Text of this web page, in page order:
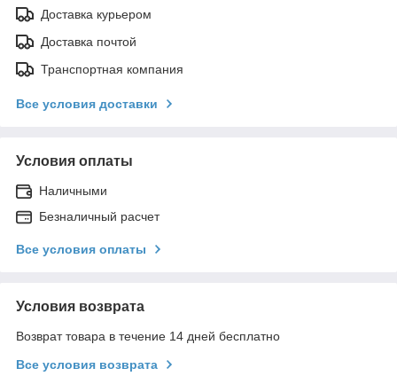
Доставка курьером
Доставка почтой
Транспортная компания
Все условия доставки
Условия оплаты
Наличными
Безналичный расчет
Все условия оплаты
Условия возврата
Возврат товара в течение 14 дней бесплатно
Все условия возврата